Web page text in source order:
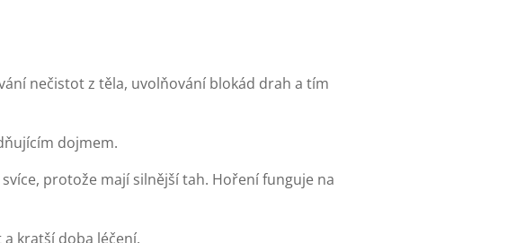
nečistot z těla, uvolňování blokád drah a tím
dojmem.
protože mají silnější tah. Hoření funguje na
kratší doba léčení.